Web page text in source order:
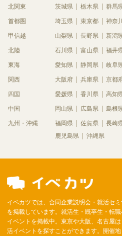
北関東
茨城県 栃木県 群馬
首都圏 埼玉県 東京都 神奈
甲信越 山梨県 長野県 新潟
北陸 石川県 富山県 福井
東海 愛知県 静岡県 岐阜
関西 大阪府 兵庫県 京都
四国 愛媛県 香川県 高知
中国 岡山県 広島県 島根
九州・沖縄 福岡県 佐賀県 長崎
鹿児島県
沖縄県
イベカツでは、合同企業説明会・就活セ
を掲載しています。就活生・既卒生・転
イベントを掲載中。東京や大阪、名古屋
活イベントを探すことができます。開催地